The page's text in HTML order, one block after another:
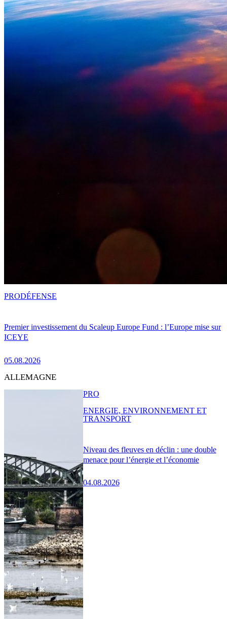
Premier investissement du Scaleup Europe Fund : l’Europe mise sur
ICEYE
05.08.2026
PRODÉFENSE
ALLEMAGNE
Niveau des fleuves en déclin : une double
menace pour l’énergie et l’économie
04.08.2026
PRO
ENERGIE, ENVIRONNEMENT ET
TRANSPORT